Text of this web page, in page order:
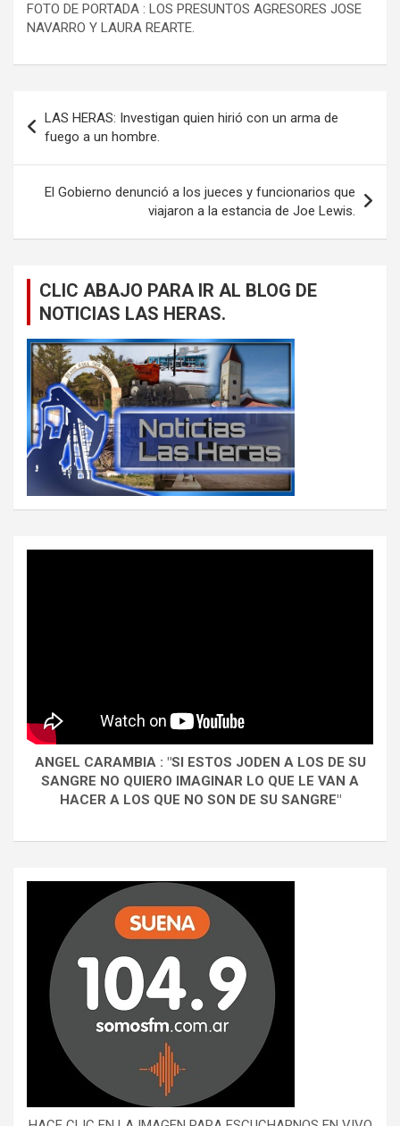
FOTO DE PORTADA : LOS PRESUNTOS AGRESORES JOSE
NAVARRO Y LAURA REARTE.
de
entradas
LAS HERAS: Investigan quien hirió con un arma de
fuego a un hombre.
El Gobierno denunció a los jueces y funcionarios que
viajaron a la estancia de Joe Lewis.
CLIC ABAJO PARA IR AL BLOG DE
NOTICIAS LAS HERAS.
ANGEL CARAMBIA : "SI ESTOS JODEN A LOS DE SU
SANGRE NO QUIERO IMAGINAR LO QUE LE VAN A
HACER A LOS QUE NO SON DE SU SANGRE"